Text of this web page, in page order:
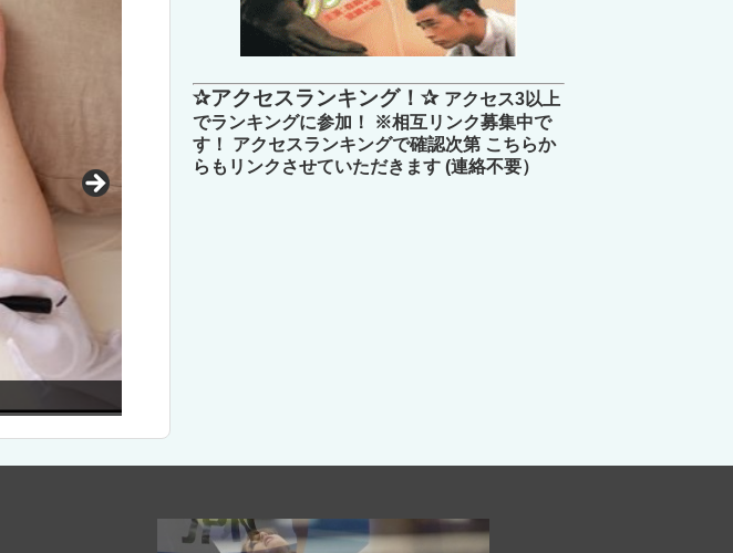
✰アクセスランキング！✰ アクセス3以上
でランキングに参加！ ※相互リンク募集中で
す！ アクセスランキングで確認次第 こちらか
らもリンクさせていただきます (連絡不要）